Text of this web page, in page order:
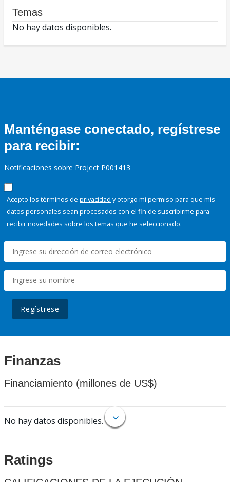
Temas
No hay datos disponibles.
Manténgase conectado, regístrese
para recibir:
Notificaciones sobre Project P001413
Acepto los términos de privacidad y otorgo mi permiso para que mis
datos personales sean procesados con el fin de suscribirme para
recibir novedades sobre los temas que he seleccionado.
Regístrese
Finanzas
Financiamiento (millones de US$)
No hay datos disponibles.
Ratings